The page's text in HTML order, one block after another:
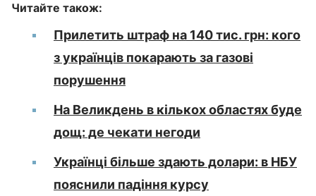
Читайте також:
Прилетить штраф на 140 тис. грн: кого
з українців покарають за газові
порушення
На Великдень в кількох областях буде
дощ: де чекати негоди
Українці більше здають долари: в НБУ
пояснили падіння курсу